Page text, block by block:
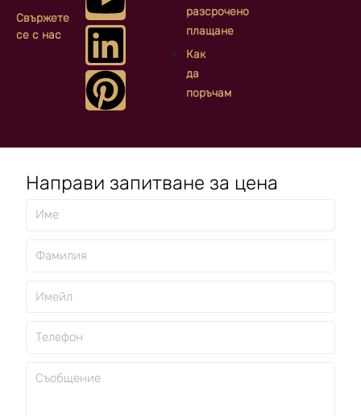
Свържете
се с нас
разсрочено
плащане
Как
да
поръчам
Направи запитване за цена